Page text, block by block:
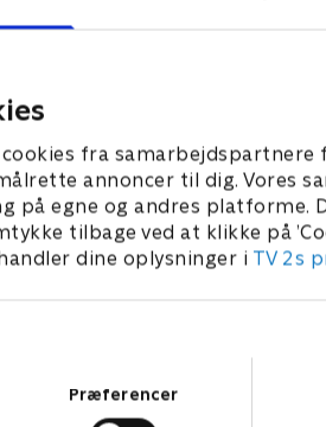
fra samarbejdspartnere
annoncer til dig. Vores
på egne og andres platforme.
tilbage ved at klikke på
dine oplysninger i TV 2s
Præferencer